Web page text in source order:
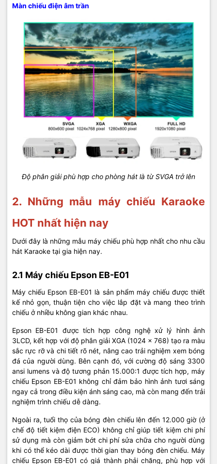
Màn chiếu điện âm trần
Độ phân giải phù hợp cho phòng hát là từ SVGA trở lên
2. Những mẫu máy chiếu Karaoke
HOT nhất hiện nay
Dưới đây là những mẫu máy chiếu phù hợp nhất cho nhu cầu
hát Karaoke tại gia hiện nay.
2.1 Máy chiếu Epson EB-E01
Máy chiếu Epson EB-E01 là sản phẩm máy chiếu được thiết
kế nhỏ gọn, thuận tiện cho việc lắp đặt và mang theo trình
chiếu ở nhiều không gian khác nhau.
Epson EB-E01 được tích hợp công nghệ xử lý hình ảnh
3LCD, kết hợp với độ phân giải XGA (1024 x 768) tạo ra màu
sắc rực rỡ và chi tiết rõ nét, nâng cao trải nghiệm xem bóng
đá của người dùng. Bên cạnh đó, với cường độ sáng 3300
ansi lumens và độ tương phản 15.000:1 được tích hợp, máy
chiếu Epson EB-E01 không chỉ đảm bảo hình ảnh tươi sáng
ngay cả trong điều kiện ánh sáng cao, mà còn mang đến trải
nghiệm trình chiếu dễ dàng.
Ngoài ra, tuổi thọ của bóng đèn chiếu lên đến 12.000 giờ (ở
chế độ tiết kiệm điện ECO) không chỉ giúp tiết kiệm chi phí
sử dụng mà còn giảm bớt chi phí sửa chữa cho người dùng
khi có thể kéo dài được thời gian thay bóng đèn chiếu. Máy
chiếu Epson EB-E01 có giá thành phải chăng, phù hợp với